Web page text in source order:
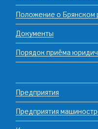
Положение о Брянском
Документы
Порядок приёма
Предприятия
Предприятия